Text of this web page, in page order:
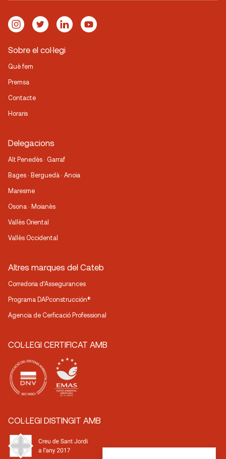
Sobre el col·legi
Què fem
Premsa
Contacte
Horaris
Delegacions
Alt Penedès · Garraf
Bages · Berguedà · Anoia
Maresme
Osona · Moianès
Vallès Oriental
Vallès Occidental
Altres marques del Cateb
Corredoria d’Assegurances
Programa DAPconstrucción®
Agencia de Cerficació Professional
COL·LEGI CERTIFICAT AMB
COL·LEGI DISTINGIT AMB